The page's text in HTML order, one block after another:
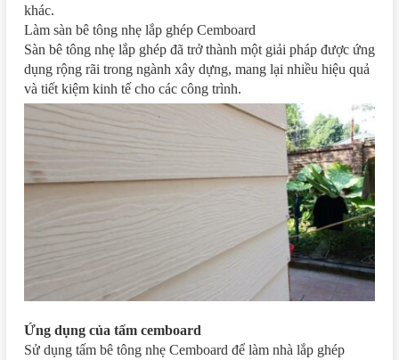
khác.
Làm sàn bê tông nhẹ lắp ghép Cemboard
Sàn bê tông nhẹ lắp ghép đã trở thành một giải pháp được ứng
dụng rộng rãi trong ngành xây dựng, mang lại nhiều hiệu quả
và tiết kiệm kinh tế cho các công trình.
Ứng dụng của tấm cemboard
Sử dụng tấm bê tông nhẹ Cemboard để làm nhà lắp ghép